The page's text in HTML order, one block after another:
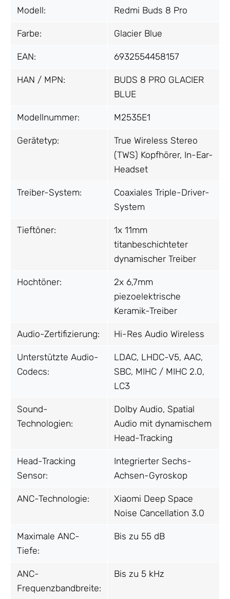
Modell: Redmi Buds 8 Pro
Farbe: Glacier Blue
EAN: 6932554458157
HAN / MPN:
BUDS 8 PRO GLACIER
BLUE
Modellnummer: M2535E1
Gerätetyp:
True Wireless Stereo
(TWS) Kopfhörer, In-Ear-
Headset
Treiber-System:
Coaxiales Triple-Driver-
System
Tieftöner:
1x 11mm
titanbeschichteter
dynamischer Treiber
Hochtöner:
2x 6,7mm
piezoelektrische
Keramik-Treiber
Audio-Zertifizierung: Hi-Res Audio Wireless
Unterstützte Audio-
Codecs:
LDAC, LHDC-V5, AAC,
SBC, MIHC / MIHC 2.0,
LC3
Sound-
Technologien:
Dolby Audio, Spatial
Audio mit dynamischem
Head-Tracking
Head-Tracking
Sensor:
Integrierter Sechs-
Achsen-Gyroskop
ANC-Technologie:
Xiaomi Deep Space
Noise Cancellation 3.0
Maximale ANC-
Tiefe:
Bis zu 55 dB
ANC-
Frequenzbandbreite:
Bis zu 5 kHz